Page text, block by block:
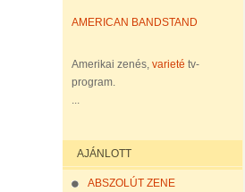
AMERICAN BANDSTAND
Amerikai zenés, varieté tv-
program.
...
AJÁNLOTT
ABSZOLÚT ZENE